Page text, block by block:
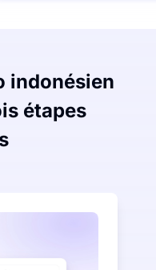
indonésien
étapes